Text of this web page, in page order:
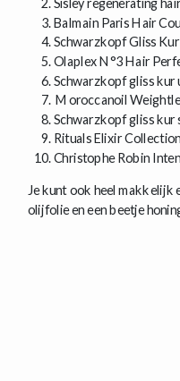
Balmain Paris Hair
Schwarzkopf Gliss
Olaplex N°3 Hair
Schwarzkopf gliss
Moroccanoil
Schwarzkopf gliss kur
Rituals Elixir
Christophe Robin
Je kunt ook heel makkelijk
olijfolie en een beetje